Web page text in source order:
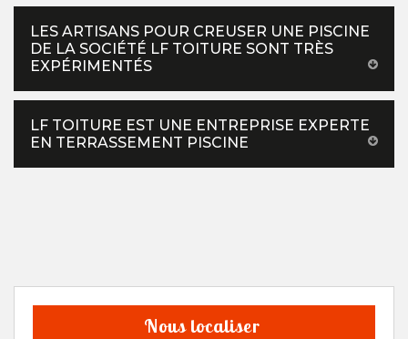
LES ARTISANS POUR CREUSER UNE PISCINE
DE LA SOCIÉTÉ LF TOITURE SONT TRÈS
EXPÉRIMENTÉS
LF TOITURE EST UNE ENTREPRISE EXPERTE
EN TERRASSEMENT PISCINE
Nous localiser